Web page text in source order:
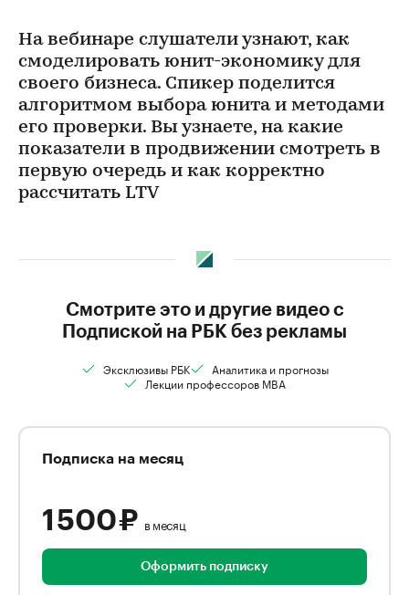
На вебинаре слушатели узнают, как
смоделировать юнит-экономику для
своего бизнеса. Спикер поделится
алгоритмом выбора юнита и методами
его проверки. Вы узнаете, на какие
показатели в продвижении смотреть в
первую очередь и как корректно
рассчитать LTV
Смотрите это и другие видео с
Подпиской на РБК без рекламы
Эксклюзивы РБК
Аналитика и прогнозы
Лекции профессоров MBA
Подписка на месяц
1 500 ₽ в месяц
Оформить подписку